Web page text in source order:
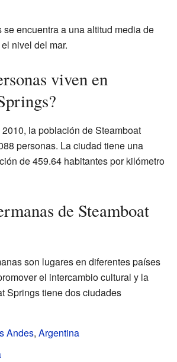
encuentra a una altitud media de
nivel del mar.
viven en
la población de Steamboat
personas. La ciudad tiene una
de 459.64 habitantes por kilómetro
de Steamboat
son lugares en diferentes países
el intercambio cultural y la
Springs tiene dos ciudades
Andes, Argentina